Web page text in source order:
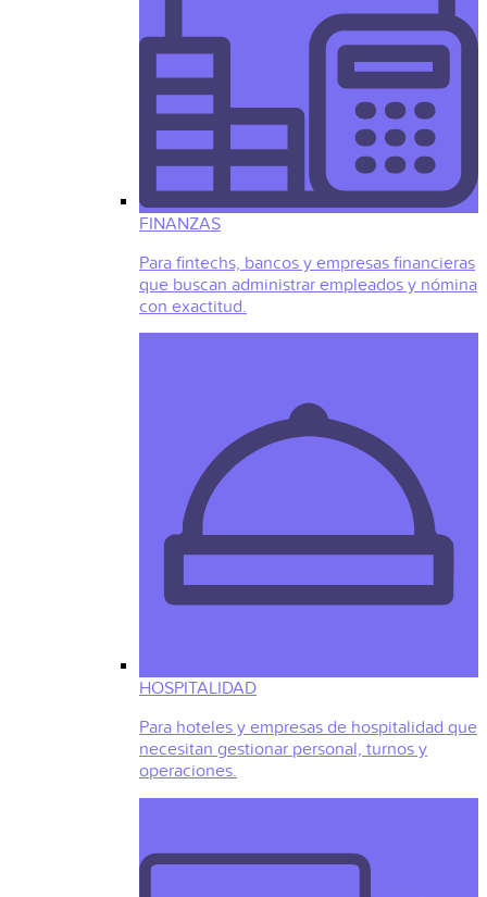
FINANZAS
Para fintechs, bancos y empresas financieras
que buscan administrar empleados y nómina
con exactitud.
HOSPITALIDAD
Para hoteles y empresas de hospitalidad que
necesitan gestionar personal, turnos y
operaciones.